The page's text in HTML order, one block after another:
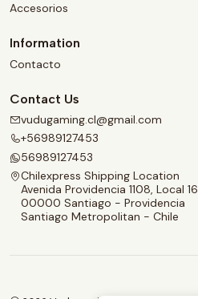
Accesorios
Information
Contacto
Contact Us
vudugaming.cl@gmail.com
+56989127453
56989127453
Chilexpress Shipping Location
Avenida Providencia 1108, Local 16
00000 Santiago - Providencia
Santiago Metropolitan - Chile